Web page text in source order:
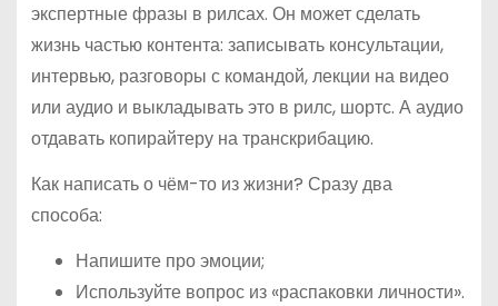
экспертные фразы в рилсах. Он может сделать
жизнь частью контента: записывать консультации,
интервью, разговоры с командой, лекции на видео
или аудио и выкладывать это в рилс, шортс. А аудио
отдавать копирайтеру на транскрибацию.
Как написать о чём-то из жизни? Сразу два
способа:
Напишите про эмоции;
Используйте вопрос из «распаковки личности».